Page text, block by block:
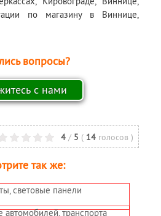
по магазину в Виннице,
вопросы?
4 / 5 ( 14 голосов)
так же: